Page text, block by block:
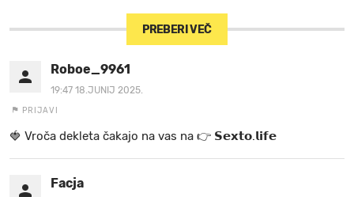
PREBERI VEČ
Roboe_9961
19:47 18.JUNIJ 2025.
PRIJAVI
🍓 V r o č a d e k l e t a ča k a jo na va s n a 👉 𝗦𝗲𝘅𝘁𝗼.𝗹𝗶𝗳𝗲
Facja